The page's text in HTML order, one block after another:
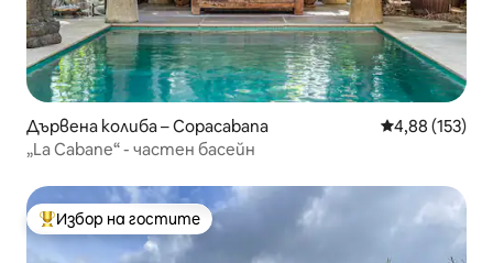
Дървена колиба – Copacabana Средна
4,88 (153)
„La Cabane“ - частен басейн
Най-популярен избор на гостите
Избор на гостите